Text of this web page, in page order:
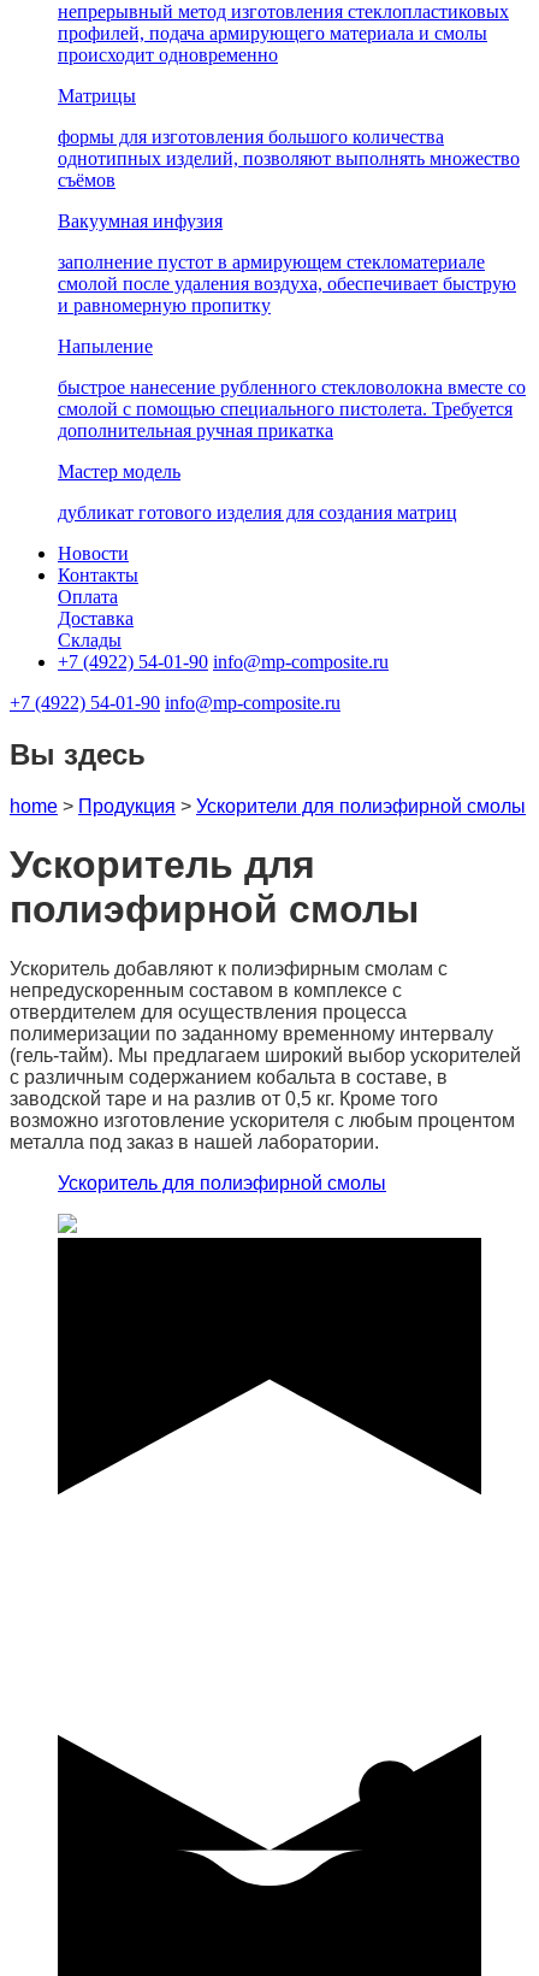
непрерывный метод изготовления стеклопластиковых
профилей, подача армирующего материала и смолы
происходит одновременно
Матрицы
формы для изготовления большого количества
однотипных изделий, позволяют выполнять множество
съёмов
Вакуумная инфузия
заполнение пустот в армирующем стекломатериале
смолой после удаления воздуха, обеспечивает быструю
и равномерную пропитку
Напыление
быстрое нанесение рубленного стекловолокна вместе со
смолой с помощью специального пистолета. Требуется
дополнительная ручная прикатка
Мастер модель
дубликат готового изделия для создания матриц
Новости
Контакты
Оплата
Доставка
Склады
+7 (4922) 54-01-90 info@mp-composite.ru
+7 (4922) 54-01-90 info@mp-composite.ru
Вы здесь
home > Продукция > Ускорители для полиэфирной смолы
Ускоритель для
полиэфирной смолы
Ускоритель добавляют к полиэфирным смолам с
непредускоренным составом в комплексе с
отвердителем для осуществления процесса
полимеризации по заданному временному интервалу
(гель-тайм). Мы предлагаем широкий выбор ускорителей
с различным содержанием кобальта в составе, в
заводской таре и на разлив от 0,5 кг. Кроме того
возможно изготовление ускорителя с любым процентом
металла под заказ в нашей лаборатории.
Ускоритель для полиэфирной смолы